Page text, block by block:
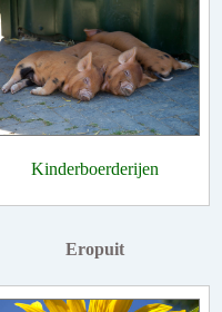
Kinderboerderijen
Eropuit